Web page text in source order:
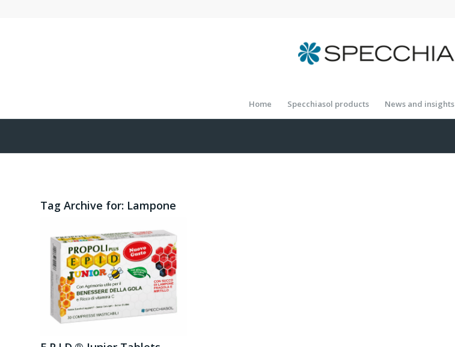
Home Specchiasol products News and insights
Tag Archive for: Lampone